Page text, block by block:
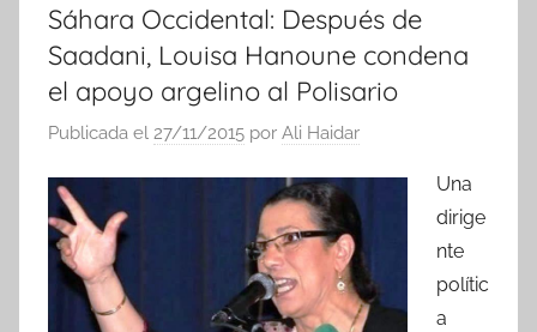
Sáhara Occidental: Después de
Saadani, Louisa Hanoune condena
el apoyo argelino al Polisario
Publicada el 27/11/2015 por Ali Haidar
Una
dirige
nte
polític
a